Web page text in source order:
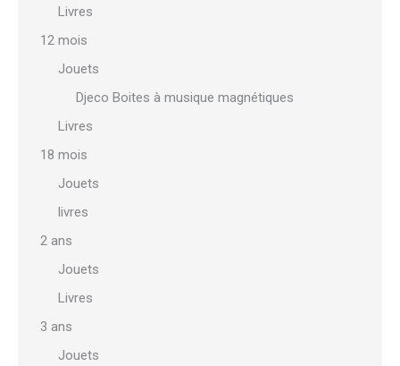
Livres
12 mois
Jouets
Djeco Boites à musique magnétiques
Livres
18 mois
Jouets
livres
2 ans
Jouets
Livres
3 ans
Jouets